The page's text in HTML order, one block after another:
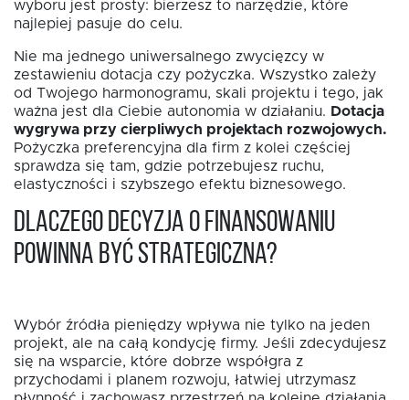
wyboru jest prosty: bierzesz to narzędzie, które
najlepiej pasuje do celu.
Nie ma jednego uniwersalnego zwycięzcy w
zestawieniu dotacja czy pożyczka. Wszystko zależy
od Twojego harmonogramu, skali projektu i tego, jak
ważna jest dla Ciebie autonomia w działaniu. Dotacja
wygrywa przy cierpliwych projektach rozwojowych.
Pożyczka preferencyjna dla firm z kolei częściej
sprawdza się tam, gdzie potrzebujesz ruchu,
elastyczności i szybszego efektu biznesowego.
Dlaczego decyzja o finansowaniu
powinna być strategiczna?
Wybór źródła pieniędzy wpływa nie tylko na jeden
projekt, ale na całą kondycję firmy. Jeśli zdecydujesz
się na wsparcie, które dobrze współgra z
przychodami i planem rozwoju, łatwiej utrzymasz